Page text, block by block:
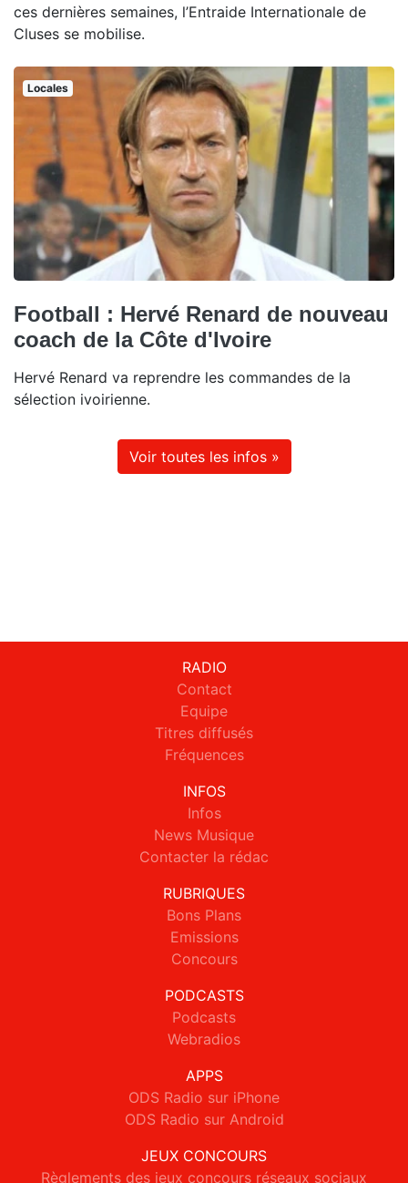
ces dernières semaines, l’Entraide Internationale de
Cluses se mobilise.
Locales
Football : Hervé Renard de nouveau
coach de la Côte d'Ivoire
Hervé Renard va reprendre les commandes de la
sélection ivoirienne.
Voir toutes les infos »
RADIO
Contact
Equipe
Titres diffusés
Fréquences
INFOS
Infos
News Musique
Contacter la rédac
RUBRIQUES
Bons Plans
Emissions
Concours
PODCASTS
Podcasts
Webradios
APPS
ODS Radio sur iPhone
ODS Radio sur Android
JEUX CONCOURS
Règlements des jeux concours réseaux sociaux